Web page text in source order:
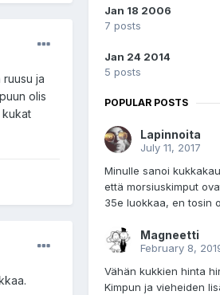
ja
olis
kukat
Jan 18 2006
7 posts
Jan 24 2014
5 posts
POPULAR POSTS
Lapinnoita
July 11, 2017
Minulle sanoi
että morsiuskimput
35e luokkaa, en tosin
Magneetti
February 8,
Vähän kukkien hinta
Kimpun ja vieheiden